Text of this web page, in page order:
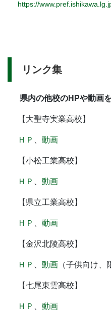
https://
リンク集
県内の他校のHPや動画
【大聖寺実業高校】
ＨＰ 動画
【小松工業高校】
ＨＰ 動画
【県立工業高校】
ＨＰ 動画
【金沢北陵高校】
ＨＰ 動画 （子供向け、
【七尾東雲高校】
ＨＰ 動画